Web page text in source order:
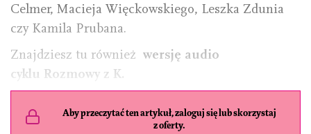
Celmer, Macieja Więckowskiego, Leszka Zdunia
czy Kamila Prubana.
Znajdziesz tu również wersję audio
cyklu Rozmowy z K.
Aby przeczytać ten artykuł, zaloguj się lub skorzystaj
z oferty.